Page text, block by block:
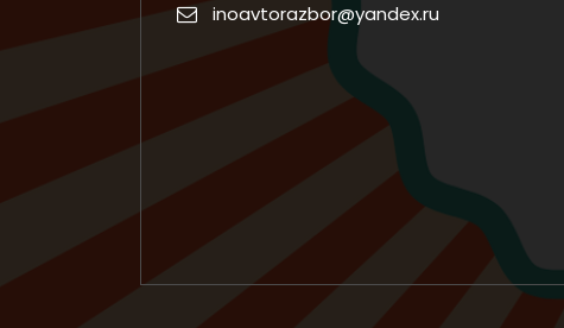
inoavtorazbor@yandex.ru